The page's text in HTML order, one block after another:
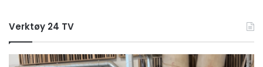
Verktøy 24 TV